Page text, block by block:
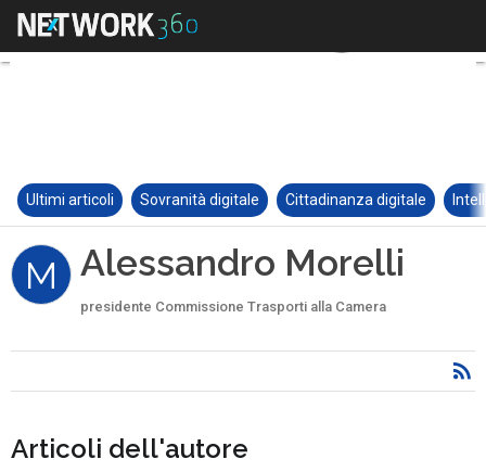
Ultimi articoli Sovranità digitale Cittadinanza digitale
M Alessandro Morelli
presidente Commissione Trasporti alla Camera
Articoli dell'autore